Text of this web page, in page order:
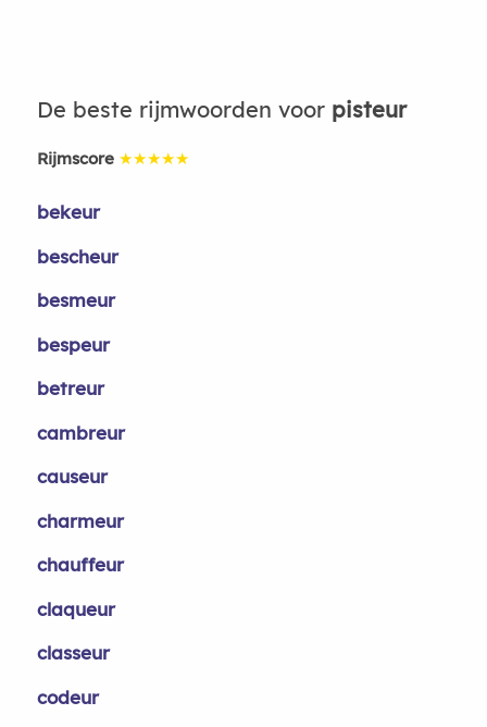
De beste rijmwoorden voor pisteur
Rijmscore ★★★★★
bekeur
bescheur
besmeur
bespeur
betreur
cambreur
causeur
charmeur
chauffeur
claqueur
classeur
codeur